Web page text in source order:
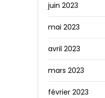
juin 2023
mai 2023
avril 2023
mars 2023
février 2023